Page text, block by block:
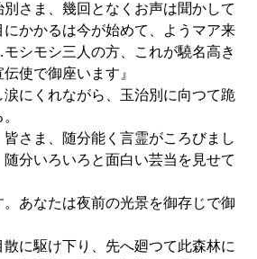
別さま、幾回となくお声は聞かして
かかるは今が始めて、ようマア来
シモシ三人の方、これが驍名高き
使で御座います』
にくれながら、玉治別に向つて跪
皆さま、随分能く言霊がころびまし
分いろいろと面白い芸当を見せて
。あなたは夜前の光景を御存じで御
散に駆け下り、先へ廻つて此森林に